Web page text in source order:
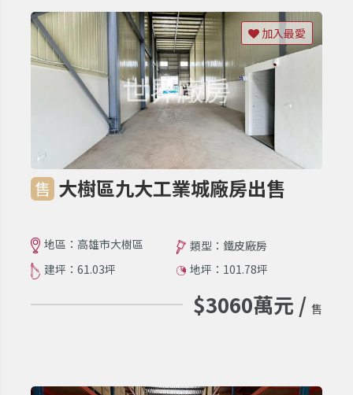
售 大樹區九大工業城廠房出售
地區：高雄市大樹區
類型：鐵皮廠房
建坪：61.03坪
地坪：101.78坪
$3060萬元 / 售
加入最愛